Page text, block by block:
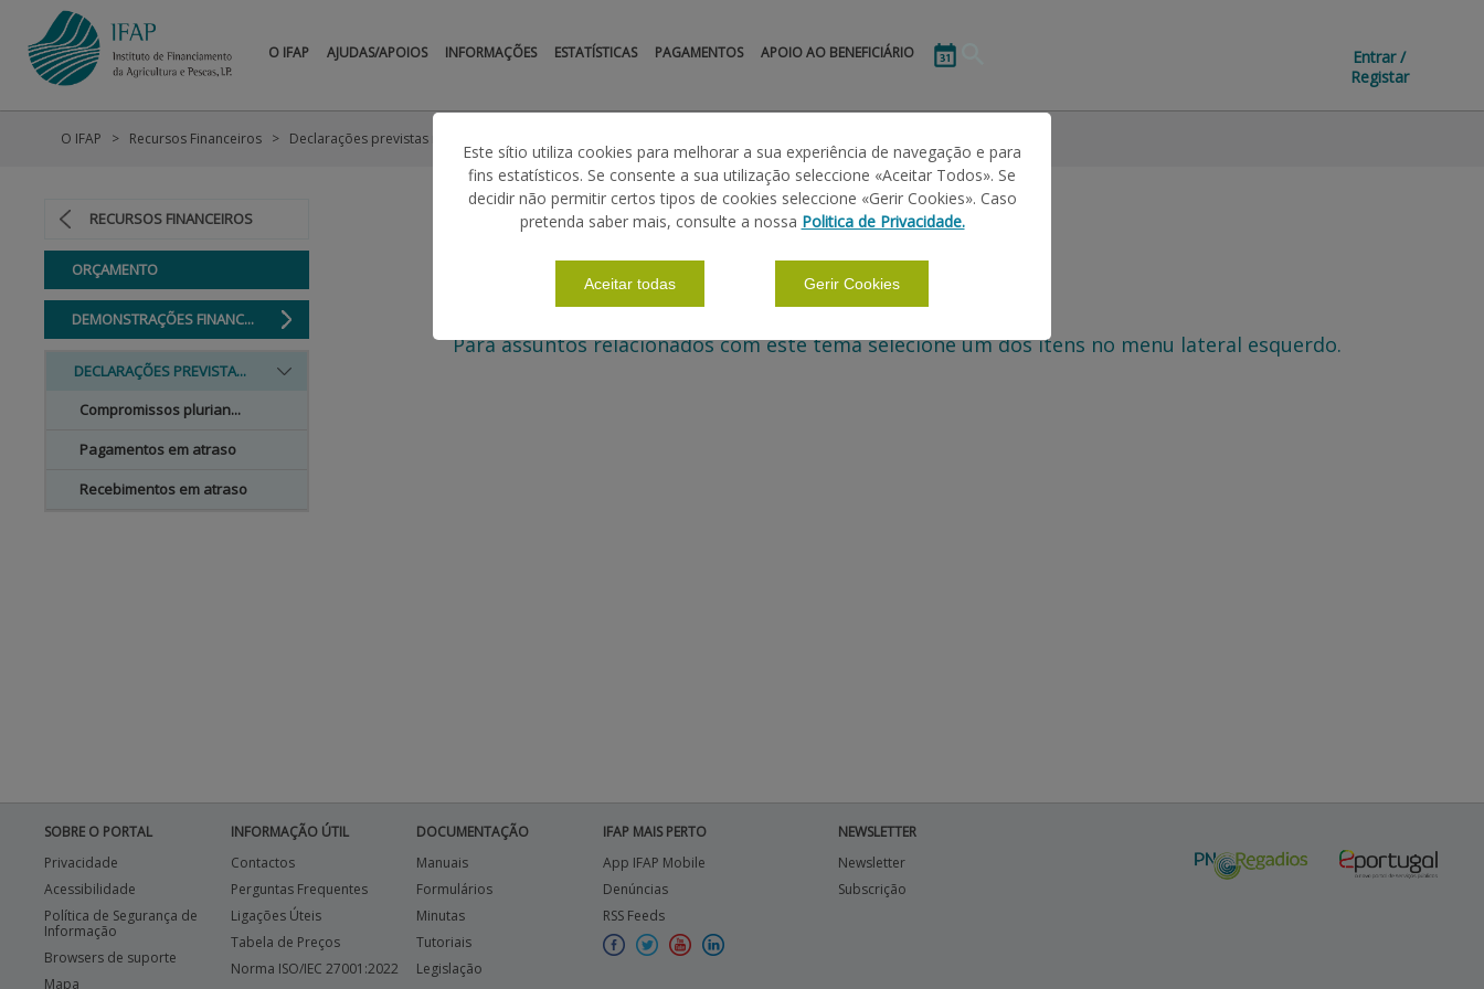
O IFAP AJUDAS/APOIOS INFORMAÇÕES ESTATÍSTICAS PAGAMENTOS APOIO AO BENEFICIÁRIO
Entrar /
Registar
RECURSOS FINANCEIROS
ORÇAMENTO
DEMONSTRAÇÕES FINANC...
DECLARAÇÕES PREVISTA...
Compromissos plurian...
Pagamentos em atraso
Recebimentos em atraso
O IFAP Recursos Financeiros Declarações previstas no art.º 15.º da LCPA
Para assuntos relacionados com este tema selecione um dos itens no menu lateral esquerdo.
SOBRE O PORTAL
Privacidade
Acessibilidade
Política de Segurança de
Informação
Browsers de suporte
Mapa
INFORMAÇÃO ÚTIL
Contactos
Perguntas Frequentes
Ligações Úteis
Tabela de Preços
Norma ISO/IEC 27001:2022
DOCUMENTAÇÃO
Manuais
Formulários
Minutas
Tutoriais
Legislação
IFAP MAIS PERTO
App IFAP Mobile
Denúncias
RSS Feeds
NEWSLETTER
Newsletter
Subscrição
Este sítio utiliza cookies para melhorar a sua experiência de navegação e para
fins estatísticos. Se consente a sua utilização seleccione «Aceitar Todos». Se
decidir não permitir certos tipos de cookies seleccione «Gerir Cookies». Caso
pretenda saber mais, consulte a nossa Politica de Privacidade.
Aceitar todas Gerir Cookies